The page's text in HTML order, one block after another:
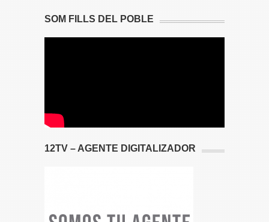
SOM FILLS DEL POBLE
12TV – AGENTE DIGITALIZADOR